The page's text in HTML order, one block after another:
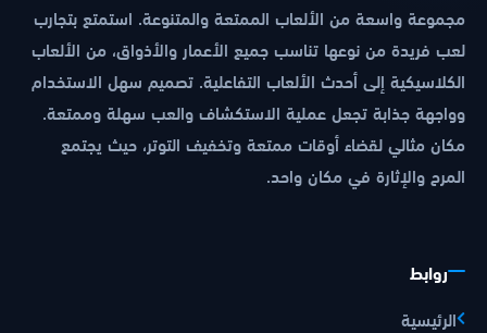
مجموعة واسعة من الألعاب الممتعة والمتنوعة. استمتع بتجارب
لعب فريدة من نوعها تناسب جميع الأعمار والأذواق، من الألعاب
الكلاسيكية إلى أحدث الألعاب التفاعلية. تصميم سهل الاستخدام
وواجهة جذابة تجعل عملية الاستكشاف والعب سهلة وممتعة.
مكان مثالي لقضاء أوقات ممتعة وتخفيف التوتر، حيث يجتمع
المرح والإثارة في مكان واحد.
روابط
الرئيسية